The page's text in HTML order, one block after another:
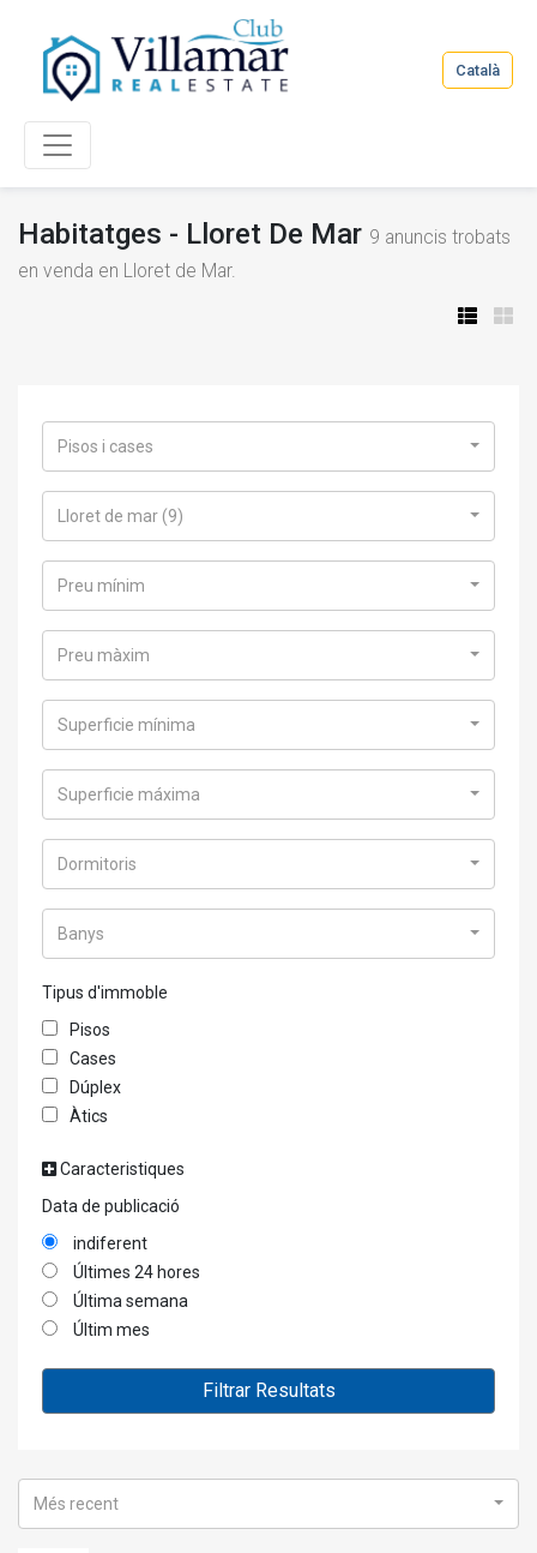
Català
Habitatges - Lloret De Mar 9 anuncis trobats
en venda en Lloret de Mar.
Pisos i cases
Lloret de mar (9)
Preu mínim
Preu màxim
Superficie mínima
Superficie máxima
Dormitoris
Banys
Tipus d'immoble
Pisos
Cases
Dúplex
Àtics
Caracteristiques
Data de publicació
indiferent
Últimes 24 hores
Última semana
Últim mes
Filtrar Resultats
Més recent